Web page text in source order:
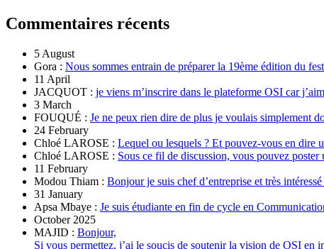
Commentaires récents
5 August
Gora : Nous sommes entrain de préparer la 19ème édition du
11 April
JACQUOT : je viens m’inscrire dans le plateforme OSI car
3 March
FOUQUÉ : Je ne peux rien dire de plus je voulais simplement
24 February
Chloé LAROSE : Lequel ou lesquels ? Et pouvez-vous en dire
Chloé LAROSE : Sous ce fil de discussion, vous pouvez
11 February
Modou Thiam : Bonjour je suis chef d’entreprise et très
31 January
Apsa Mbaye : Je suis étudiante en fin de cycle en
October 2025
MAJID : Bonjour,
Si vous permettez, j’ai le soucis de soutenir la vision de OSI en